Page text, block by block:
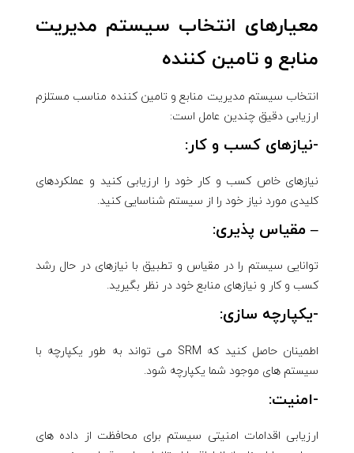
معیارهای انتخاب سیستم مدیریت
منابع و تامین کننده
انتخاب سیستم مدیریت منابع و تامین کننده مناسب مستلزم
ارزیابی دقیق چندین عامل است:
-نیازهای کسب و کار:
نیازهای خاص کسب و کار خود را ارزیابی کنید و عملکردهای
کلیدی مورد نیاز خود را از سیستم شناسایی کنید.
– مقیاس پذیری:
توانایی سیستم را در مقیاس و تطبیق با نیازهای در حال رشد
کسب و کار و نیازهای منابع خود در نظر بگیرید.
-یکپارچه سازی:
اطمینان حاصل کنید که SRM می تواند به طور یکپارچه با
سیستم های موجود شما یکپارچه شود.
-امنیت:
ارزیابی اقدامات امنیتی سیستم برای محافظت از داده های